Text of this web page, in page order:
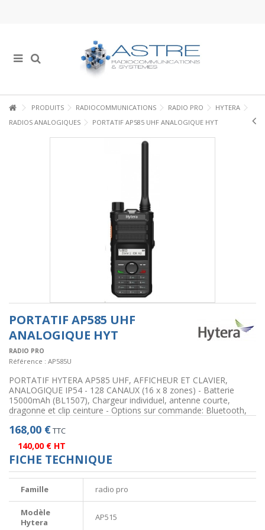
PRODUITS RADIOCOMMUNICATIONS RADIO PRO
HYTERA
RADIOS ANALOGIQUES
PORTATIF AP585 UHF ANALOGIQUE HYT
PORTATIF AP585 UHF
ANALOGIQUE HYT
RADIO PRO
Référence : AP585U
PORTATIF HYTERA AP585 UHF, AFFICHEUR ET CLAVIER,
ANALOGIQUE IP54 - 128 CANAUX (16 x 8 zones) - Batterie
15000mAh (BL1507), Chargeur individuel, antenne courte,
dragonne et clip ceinture - Options sur commande: Bluetooth,
168,00 €TTC
140,00 € HT
FICHE TECHNIQUE
Famille radio pro
Modèle
Hytera
AP515